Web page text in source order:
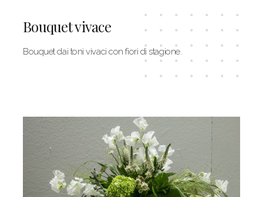
Bouquet vivace
Bouquet dai toni vivaci con fiori di stagione.